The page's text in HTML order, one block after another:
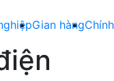
Gian hàng